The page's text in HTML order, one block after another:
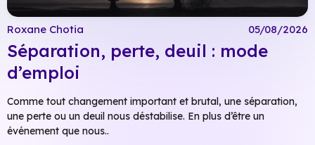
Roxane Chotia 05/08/2026
Séparation, perte, deuil : mode
d’emploi
Comme tout changement important et brutal, une séparation,
une perte ou un deuil nous déstabilise. En plus d’être un
événement que nous..